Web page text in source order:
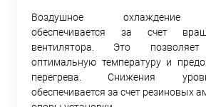
Воздушное охлаждение
обеспечивается за счет
вентилятора. Это позволяет
оптимальную температуру и
перегрева. Снижения
обеспечивается за счет резиновых